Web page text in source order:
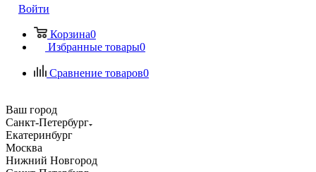
Войти
Корзина0
Избранные товары0
Сравнение товаров0
Ваш город
Санкт-Петербург
Екатеринбург
Москва
Нижний Новгород